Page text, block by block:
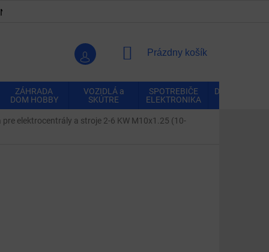
NÁKUPNÝ
Prázdny košík
ZÁHRADA
DOM HOBBY
VOZIDLÁ a
SKÚTRE
SPOTREBIČE
ELEKTRONIKA
DOMÁCNOSŤ
elektrocentrály a stroje 2-6 KW M10x1.25 (10-